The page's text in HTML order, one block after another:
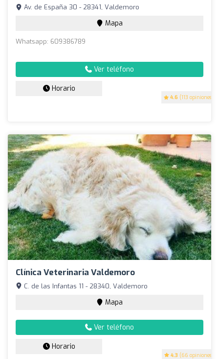
4.6 (113 opiniones)
Av. de España 30 - 28341, Valdemoro
Mapa
Whatsapp: 609386789
Ver teléfono
Horario
Clínica Veterinaria Valdemoro
4.3 (66 opiniones)
C. de las Infantas 11 - 28340, Valdemoro
Mapa
Ver teléfono
Horario